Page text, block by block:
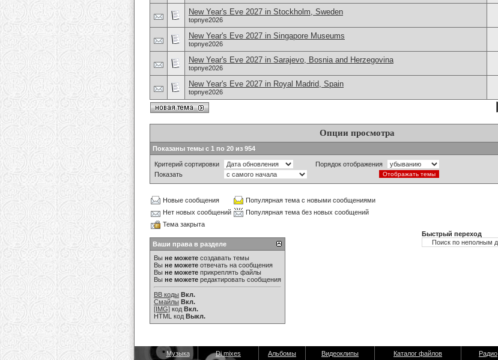
New Year's Eve 2027 in Stockholm, Sweden
topnye2026
New Year's Eve 2027 in Singapore Museums
topnye2026
New Year's Eve 2027 in Sarajevo, Bosnia and Herzegovina
topnye2026
New Year's Eve 2027 in Royal Madrid, Spain
topnye2026
Опции просмотра
Показаны темы с 1 по 20 из 954
Критерий сортировки
Порядок отображения
Показать
Новые сообщения
Популярная тема с новыми сообщениями
Нет новых сообщений
Популярная тема без новых сообщений
Тема закрыта
Ваши права в разделе
Вы не можете создавать темы
Вы не можете отвечать на сообщения
Вы не можете прикреплять файлы
Вы не можете редактировать сообщения
BB коды Вкл.
Смайлы Вкл.
[IMG] код Вкл.
HTML код Выкл.
Быстрый переход
Музыка Dj mixes Альбомы Видеоклипы Каталог файлов Радио